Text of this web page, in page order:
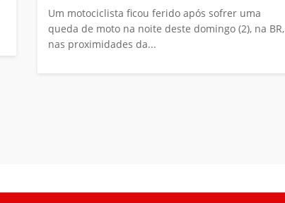
Um motociclista ficou ferido após sofrer uma
queda de moto na noite deste domingo (2), na BR,
nas proximidades da...